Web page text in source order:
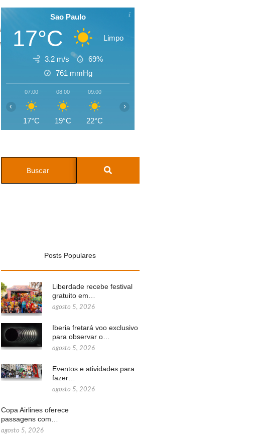
Sao Paulo
17°C Limpo
3.2 m/s
69%
761 mmHg
07:00
17°C
08:00
19°C
09:00
22°C
‹ ›
Posts Populares
Liberdade recebe festival
gratuito em…
agosto 5, 2026
Iberia fretará voo exclusivo
para observar o…
agosto 5, 2026
Eventos e atividades para
fazer…
agosto 5, 2026
Copa Airlines oferece
passagens com…
agosto 5, 2026